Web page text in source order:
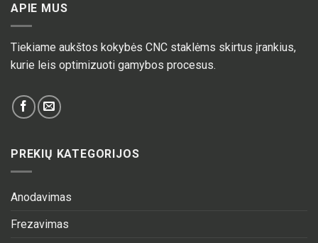
APIE MUS
Tiekiame aukštos kokybės CNC staklėms skirtus įrankius,
kurie leis optimizuoti gamybos procesus.
PREKIŲ KATEGORIJOS
Anodavimas
Frezavimas